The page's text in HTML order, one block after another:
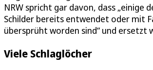
NRW spricht gar davon, dass „einige
Schilder bereits entwendet oder mit
übersprüht worden sind“ und ersetzt
Viele Schlaglöcher